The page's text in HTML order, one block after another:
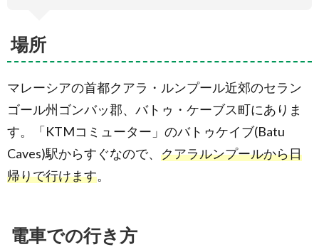
場所
マレーシアの首都クアラ・ルンプール近郊のセラン
ゴール州ゴンバッ郡、バトゥ・ケーブス町にありま
す。「KTMコミューター」のバトゥケイブ(Batu
Caves)駅からすぐなので、 クアラルンプールから日
帰りで行けます。
電車での行き方